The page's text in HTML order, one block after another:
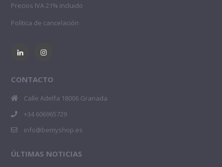
Precios IVA 21% incluido
Política de cancelación
CONTACTO
Calle Adelfa 18006 Granada
+34 606965729
info@bemyshop.es
ÚLTIMAS NOTICIAS